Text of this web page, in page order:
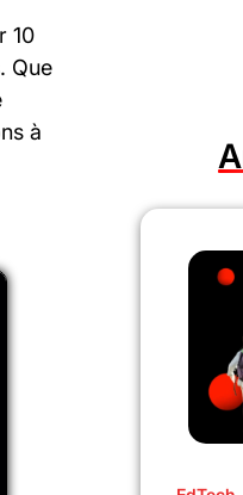
10
Que
à